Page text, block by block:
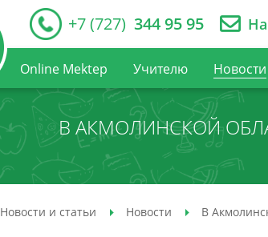
+7 (727) 344 95 95
Online Mektep Учителю Новости
В АКМОЛИНСКОЙ
Новости и статьи Новости В